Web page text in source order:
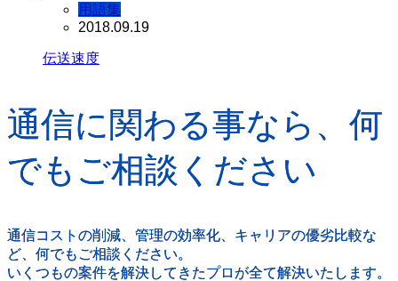
用語集
2018.09.19
伝送速度
通信に関わる事なら、何
でもご相談ください
通信コストの削減、管理の効率化、キャリアの優劣比較な
ど、何でもご相談ください。
いくつもの案件を解決してきたプロが全て解決いたします。